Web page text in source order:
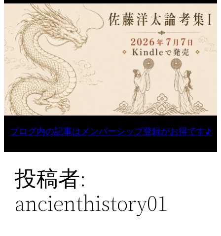
ブログ内の記事はメンバーシップ登録がお得です♪
投稿者:
ancienthistory01